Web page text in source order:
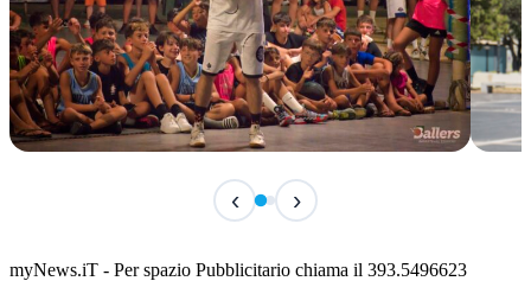
Classic Contest 3vs3 Memorial Michele
📅 6 Agosto 2026 · 09:00 · 📍 Lungomare C. Colombo
‹ ›
myNews.iT - Per spazio Pubblicitario chiama il 393.5496623